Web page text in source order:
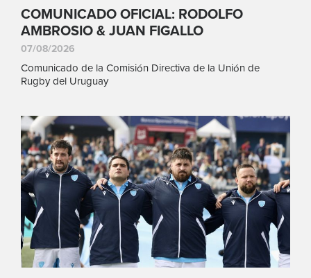
COMUNICADO OFICIAL: RODOLFO
AMBROSIO & JUAN FIGALLO
07/08/2026
Comunicado de la Comisión Directiva de la Unión de
Rugby del Uruguay